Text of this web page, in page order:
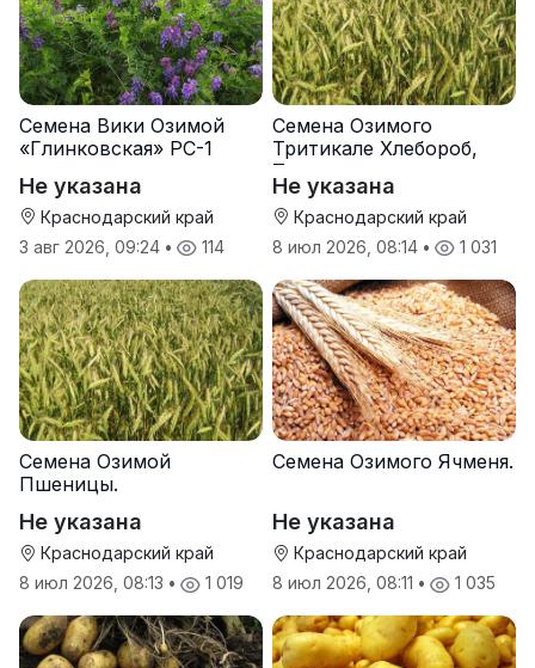
Семена Вики Озимой
«Глинковская» РС-1
Не указана
Краснодарский край
3 авг 2026, 09:24 • 114
Семена Озимого
Тритикале Хлебороб,
Тихон
Не указана
Краснодарский край
8 июл 2026, 08:14 • 1 031
Семена Озимой
Пшеницы.
Не указана
Краснодарский край
8 июл 2026, 08:13 • 1 019
Семена Озимого Ячменя.
Не указана
Краснодарский край
8 июл 2026, 08:11 • 1 035